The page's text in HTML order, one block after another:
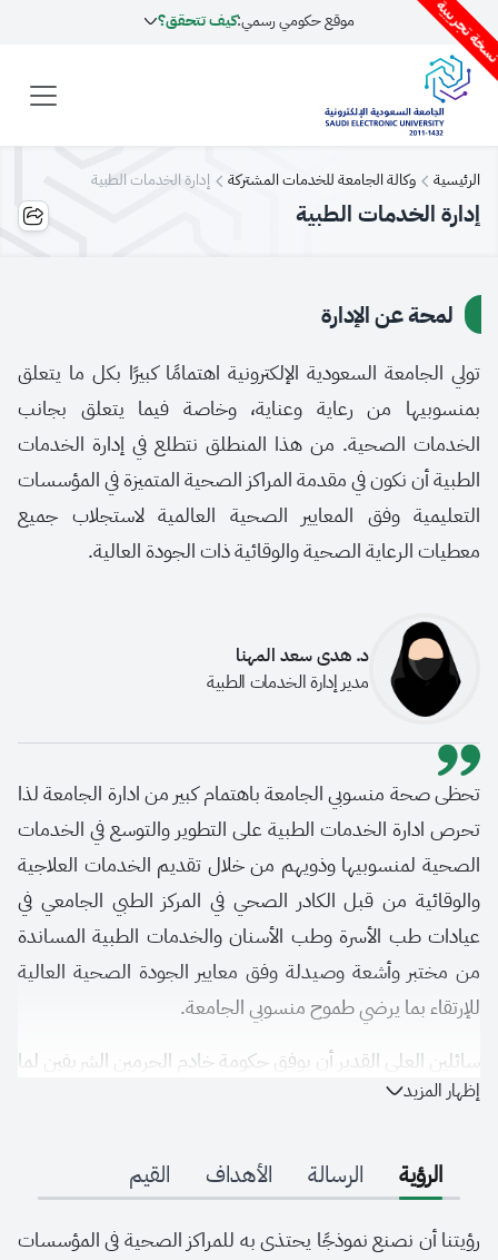
تجريبية موقع حكومي رسمي:كيف تتحقق؟
الرئيسية وكالة الجامعة للخدمات المشتركة إدارة الخدمات الطبية
إدارة الخدمات الطبية
لمحة عن الإدارة
تولي الجامعة السعودية الإلكترونية اهتمامًا كبيرًا بكل ما يتعلق
بمنسوبيها من رعاية وعناية، وخاصة فيما يتعلق بجانب
الخدمات الصحية. من هذا المنطلق نتطلع في إدارة الخدمات
الطبية أن نكون في مقدمة المراكز الصحية المتميزة في المؤسسات
التعليمية وفق المعايير الصحية العالمية لاستجلاب جميع
معطيات الرعاية الصحية والوقائية ذات الجودة العالية.
د. هدى سعد المهنا
مدير إدارة الخدمات الطبية
تحظى صحة منسوبي الجامعة باهتمام كبير من ادارة الجامعة لذا
تحرص ادارة الخدمات الطبية على التطوير والتوسع في الخدمات
الصحية لمنسوبيها وذويهم من خلال تقديم الخدمات العلاجية
والوقائية من قبل الكادر الصحي في المركز الطبي الجامعي في
عيادات طب الأسرة وطب الأسنان والخدمات الطبية المساندة
من مختبر وأشعة وصيدلة وفق معايير الجودة الصحية العالية
للإرتقاء بما يرضي طموح منسوبي الجامعة.
سائلين العلي القدير أن يوفق حكومة خادم الحرمين الشريفين لما
فيه خير البلاد وأن يوفقنا جميعا لتحقيق ما نطمح إليه وفق
الجامعة.
إظهار المزيد
الرؤية الرسالة الأهداف القيم
رؤيتنا أن نصنع نموذجًا يحتذى به للمراكز الصحية فى المؤسسات